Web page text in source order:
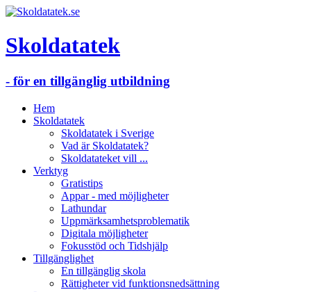
Skoldatatek
- för en tillgänglig utbildning
Hem
Skoldatatek
Skoldatatek i Sverige
Vad är Skoldatatek?
Skoldatateket vill ...
Verktyg
Gratistips
Appar - med möjligheter
Lathundar
Uppmärksamhetsproblematik
Digitala möjligheter
Fokusstöd och Tidshjälp
Tillgänglighet
En tillgänglig skola
Rättigheter vid funktionsnedsättning